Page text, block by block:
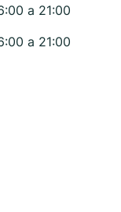
a 21:00
a 21:00